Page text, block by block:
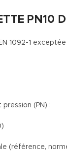
PN10
1092-1 exceptée
(PN) :
(référence,